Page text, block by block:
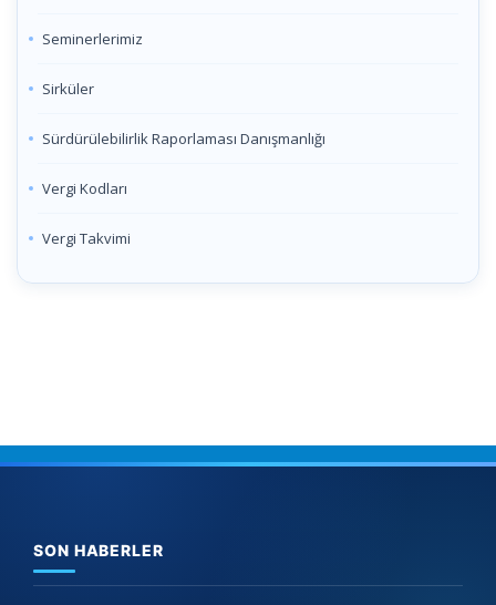
Seminerlerimiz
Sirküler
Sürdürülebilirlik Raporlaması Danışmanlığı
Vergi Kodları
Vergi Takvimi
SON HABERLER